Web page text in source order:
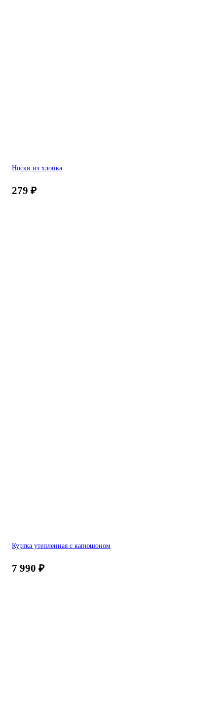
Носки из хлопка
279 ₽
Куртка утепленная с капюшоном
7 990 ₽